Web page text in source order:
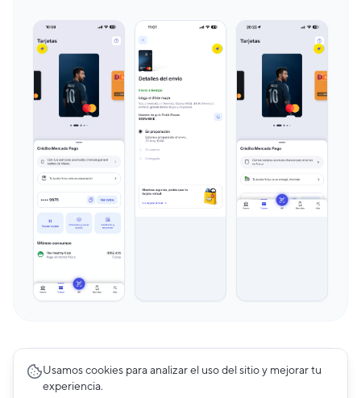
Premium
Usamos cookies para analizar el uso del sitio y mejorar tu
experiencia.